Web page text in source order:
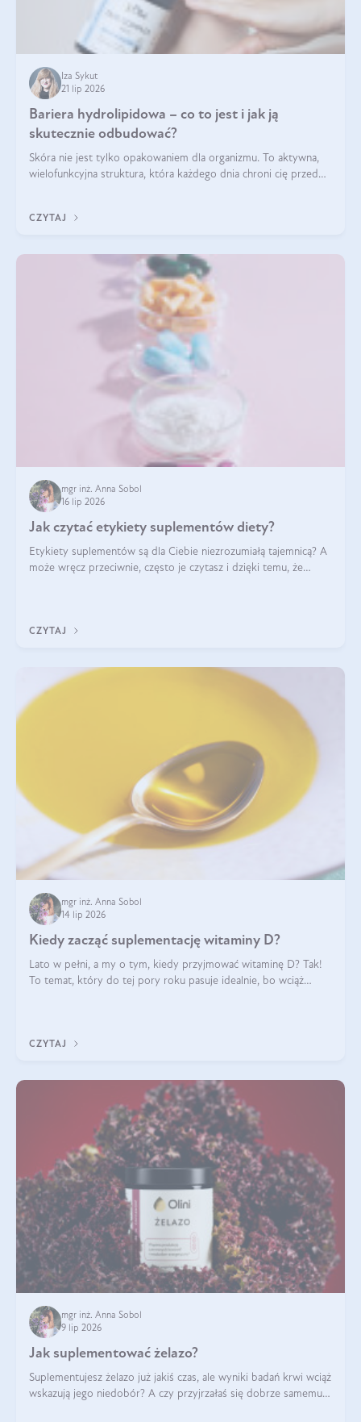
Iza Sykut
21 lip 2026
Bariera hydrolipidowa – co to jest i jak ją
skutecznie odbudować?
Skóra nie jest tylko opakowaniem dla organizmu. To aktywna,
wielofunkcyjna struktura, która każdego dnia chroni cię przed
bariera hydrolipidowa.
CZYTAJ
mgr inż. Anna Sobol
16 lip 2026
Jak czytać etykiety suplementów diety?
Etykiety suplementów są dla Ciebie niezrozumiałą tajemnicą? A
może wręcz przeciwnie, często je czytasz i dzięki temu, że
CZYTAJ
mgr inż. Anna Sobol
14 lip 2026
Kiedy zacząć suplementację witaminy D?
Lato w pełni, a my o tym, kiedy przyjmować witaminę D? Tak!
To temat, który do tej pory roku pasuje idealnie, bo wciąż
CZYTAJ
mgr inż. Anna Sobol
9 lip 2026
Jak suplementować żelazo?
Suplementujesz żelazo już jakiś czas, ale wyniki badań krwi wciąż
wskazują jego niedobór? A czy przyjrzałaś się dobrze samemu